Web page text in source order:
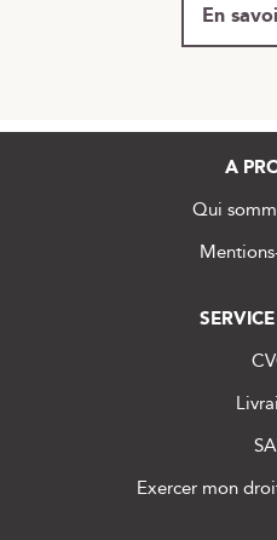
En
A
Qui
Exercer mon